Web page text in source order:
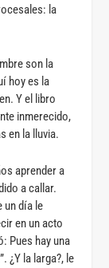
la
son la
hoy es la
Y el libro
inmerecido,
en la lluvia.
aprender a
a callar.
un día le
en un acto
Pues hay una
”. ¿Y la larga?, le